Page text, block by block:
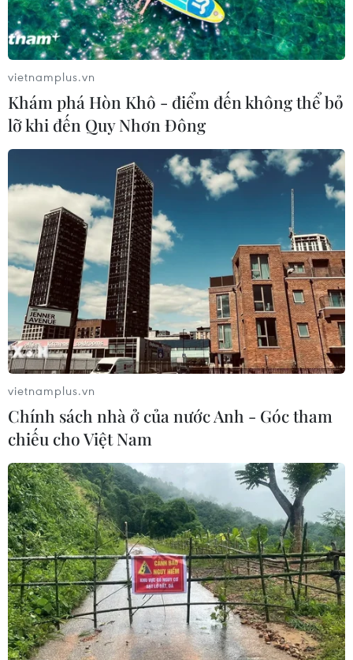
Cần Thơ thúc đẩy hợp tác du lịch với
đối tác Hàn Quốc
Hàn Quốc áp dụng ưu đãi thuế hỗ
trợ 6 ngành công nghiệp chiến lược
Trung Quốc hoàn thành bản đồ địa
chất mới của toàn bộ Mặt Trăng
07/08/2026 08:52
Australia đề cao hợp tác với Việt Nam
vì hòa bình, ổn định và thịnh vượng
07/08/2026 07:09
Cựu Đại sứ Australia: Tầm nhìn hợp
tác mới cho quan hệ Việt Nam-
Australia
07/08/2026 05:00
Hãng hàng không Air Premia của
Hàn Quốc nối lại đường bay
Incheon-TP Hồ Chí Minh
07/08/2026 04:28
vietnamplus.vn
Khám phá Hòn Khô - điểm đến không thể bỏ
lỡ khi đến Quy Nhơn Đông
vietnamplus.vn
Chính sách nhà ở của nước Anh - Góc tham
chiếu cho Việt Nam